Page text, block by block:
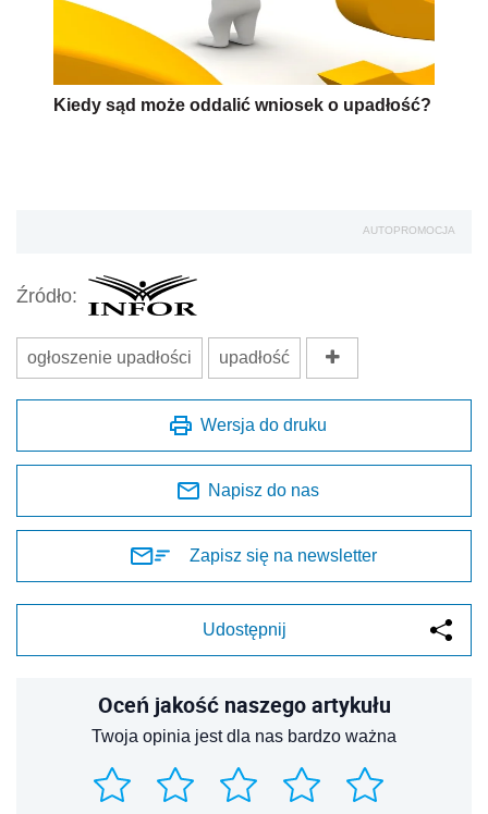
Kiedy sąd może oddalić wniosek o upadłość?
AUTOPROMOCJA
Źródło:
ogłoszenie upadłości upadłość
Wersja do druku
Napisz do nas
Zapisz się na newsletter
Udostępnij
Oceń jakość naszego artykułu
Twoja opinia jest dla nas bardzo ważna